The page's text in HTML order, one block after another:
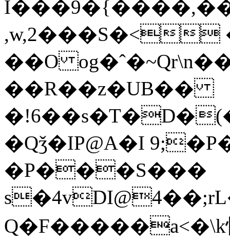
I�
,w,2���S�<
��O
��R��z�UB��
�Qǯ�IP@A�I
�P���S���
Q�F�����a<�\k